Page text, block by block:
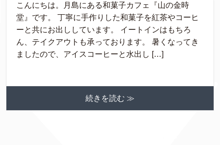
こんにちは。月島にある和菓子カフェ『山の金時
堂』です。 丁寧に手作りした和菓子を紅茶やコーヒ
ーと共にお出ししています。 イートインはもちろ
ん、テイクアウトも承っております。 暑くなってき
ましたので、アイスコーヒーと水出し […]
続きを読む ≫